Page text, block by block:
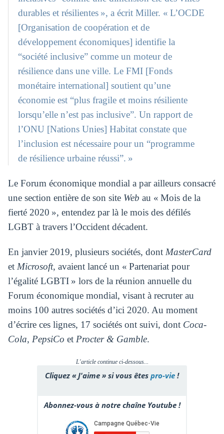
durables et résilientes », a écrit Miller. « L’OCDE
[Organisation de coopération et de
développement économiques] identifie la
“société inclusive” comme un moteur de
résilience dans une ville. Le FMI [Fonds
monétaire international] soutient qu’une
économie est “plus fragile et moins résiliente
lorsqu’elle n’est pas inclusive”. Un rapport de
l’ONU [Nations Unies] Habitat constate que
l’inclusion est nécessaire pour un “programme
de résilience urbaine réussi”. »
Le Forum économique mondial a par ailleurs consacré
une section entière de son site Web au « Mois de la
fierté 2020 », entendez par là le mois des défilés
LGBT à travers l’Occident décadent.
En janvier 2019, plusieurs sociétés, dont MasterCard
et Microsoft, avaient lancé un « Partenariat pour
l’égalité LGBTI » lors de la réunion annuelle du
Forum économique mondial, visant à recruter au
moins 100 autres sociétés d’ici 2020. Au moment
d’écrire ces lignes, 17 sociétés ont suivi, dont Coca-
Cola, PepsiCo et Procter & Gamble.
L'article continue ci-dessous...
Cliquez « J'aime » si vous êtes pro-vie !
Abonnez-vous à notre chaîne Youtube !